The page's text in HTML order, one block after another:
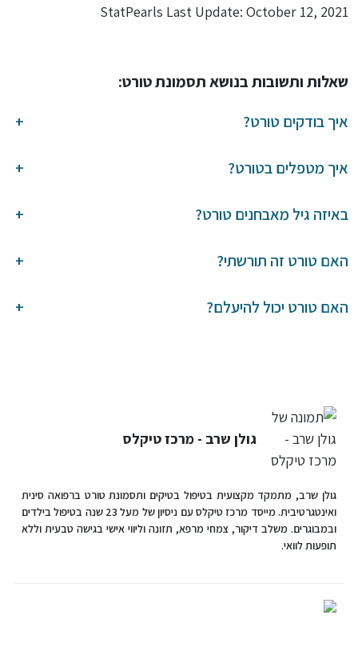
StatPearls Last Update: October 12, 2021
שאלות ותשובות בנושא תסמונת טורט:
איך בודקים טורט?
+
איך מטפלים בטורט? +
באיזה גיל מאבחנים טורט? +
האם טורט זה תורשתי? +
האם טורט יכול להיעלם? +
גולן שרב - מרכז טיקלס
גולן שרב, מתמקד מקצועית בטיפול בטיקים ותסמונת טורט ברפואה סינית
ואינטגרטיבית. מייסד מרכז טיקלס עם ניסיון של מעל 23 שנה בטיפול בילדים
ובמבוגרים. משלב דיקור, צמחי מרפא, תזונה וליווי אישי בגישה טבעית וללא
תופעות לוואי.